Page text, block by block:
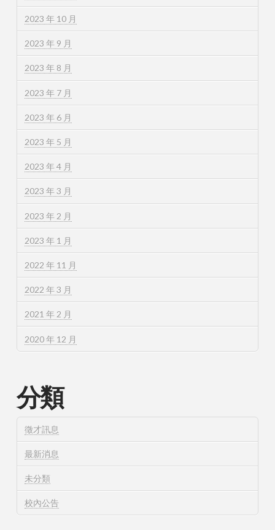
2023 年 10 月
2023 年 9 月
2023 年 8 月
2023 年 7 月
2023 年 6 月
2023 年 5 月
2023 年 4 月
2023 年 3 月
2023 年 2 月
2023 年 1 月
2022 年 11 月
2022 年 3 月
2021 年 2 月
2020 年 12 月
分類
徵才訊息
最新消息
未分類
校內公告